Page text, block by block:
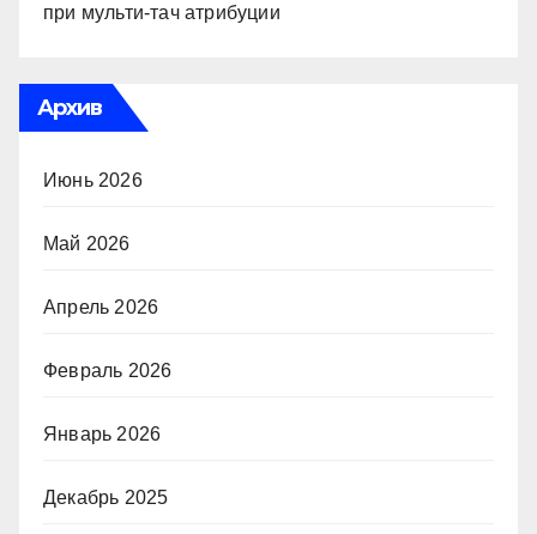
при мульти-тач атрибуции
Архив
Июнь 2026
Май 2026
Апрель 2026
Февраль 2026
Январь 2026
Декабрь 2025